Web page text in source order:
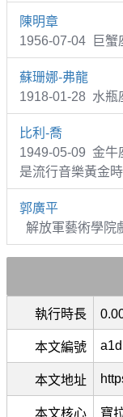
陳明章
1956-07-04 巨蟹
蘇珊娜-弗龍
1918-01-28 水瓶
比利-喬
1949-05-09 金牛
是流行音樂黃金
郭廣平
解放軍藝術學院
執行時長
本文編號
本文地址
本文核心 寶